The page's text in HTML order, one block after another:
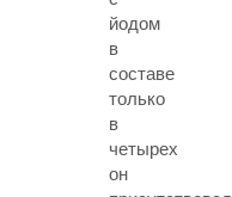
йодом
в
составе
только
в
четырех
он